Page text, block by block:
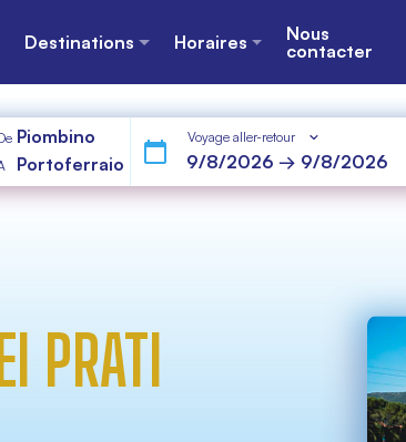
Destinations Horaires
Nous
contacter
Piombino
Portoferraio
Voyage aller-retour
PRATI